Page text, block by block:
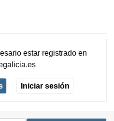
estar registradoen
Iniciar sesión